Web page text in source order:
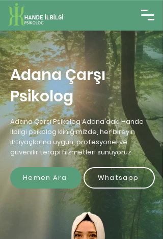
Adana Çarşı
Psikolog
Adana Çarşı Psikolog Adana'daki Hande
İlbilgi psikolog kliniğimizde, her bireyin
ihtiyaçlarına uygun, profesyonel ve
güvenilir terapi hizmetleri sunuyoruz.
Hemen Ara Whatsapp